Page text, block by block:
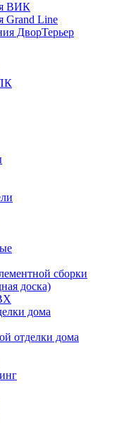
ВИК
Grand Line
ДворТерьер
сборки
доска)
дома
отделки дома